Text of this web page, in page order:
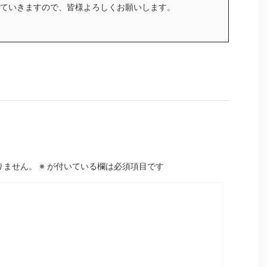
いきますので、皆様よろしくお願いします。
せん。 ※ が付いている欄は必須項目です